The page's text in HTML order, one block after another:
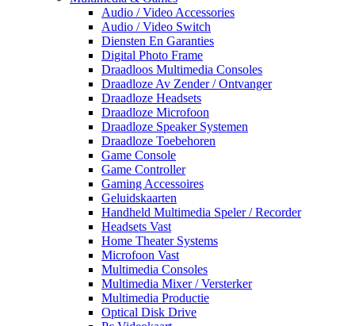
Audio / Video Accessories
Audio / Video Switch
Diensten En Garanties
Digital Photo Frame
Draadloos Multimedia Consoles
Draadloze Av Zender / Ontvanger
Draadloze Headsets
Draadloze Microfoon
Draadloze Speaker Systemen
Draadloze Toebehoren
Game Console
Game Controller
Gaming Accessoires
Geluidskaarten
Handheld Multimedia Speler / Recorder
Headsets Vast
Home Theater Systems
Microfoon Vast
Multimedia Consoles
Multimedia Mixer / Versterker
Multimedia Productie
Optical Disk Drive